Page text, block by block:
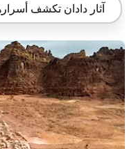
آثار دادان تكشف